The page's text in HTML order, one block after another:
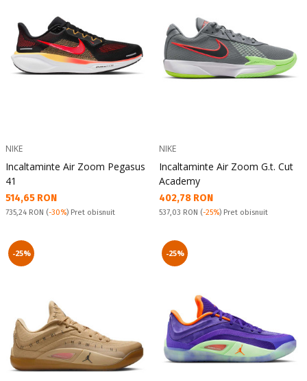
NIKE
Incaltaminte Air Zoom Pegasus
41
Текуща цена:
514,65 RON
Pret obisnuit:
735,24 RON (-30%) Pret obisnuit
NIKE
Incaltaminte Air Zoom G.t. Cut
Academy
Текуща цена:
402,78 RON
Pret obisnuit:
537,03 RON (-25%) Pret obisnuit
-25% -25%